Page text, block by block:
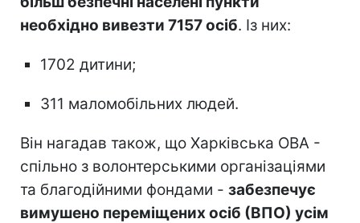
необхідно вивезти 7157 осіб. Із них:
1702 дитини;
311 маломобільних людей.
Він нагадав також, що Харківська ОВА -
спільно з волонтерськими організаціями
та благодійними фондами - забезпечує
вимушено переміщених осіб (ВПО) усім